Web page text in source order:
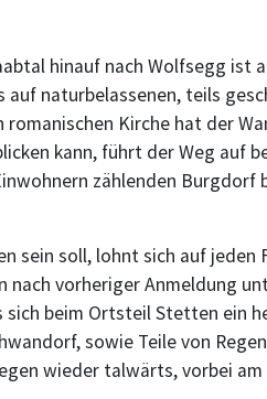
hinauf nach Wolfsegg ist
auf naturbelassenen, teils
Kirche hat der
kann, führt der Weg auf
zählenden Burgdorf
sein soll, lohnt sich auf jeden
nach vorheriger Anmeldung
sich beim Ortsteil Stetten ein
sowie Teile von
wieder talwärts, vorbei am